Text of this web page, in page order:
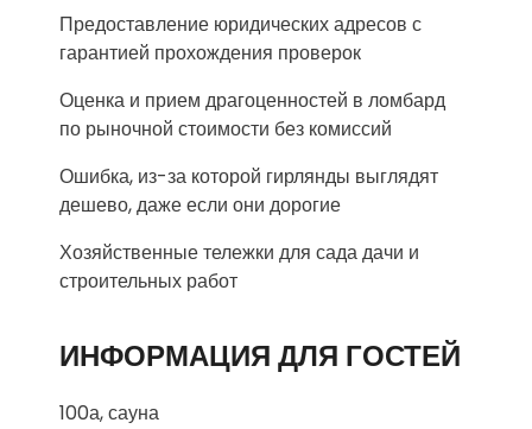
Предоставление юридических адресов с
гарантией прохождения проверок
Оценка и прием драгоценностей в ломбард
по рыночной стоимости без комиссий
Ошибка, из-за которой гирлянды выглядят
дешево, даже если они дорогие
Хозяйственные тележки для сада дачи и
строительных работ
ИНФОРМАЦИЯ ДЛЯ ГОСТЕЙ
100а, сауна